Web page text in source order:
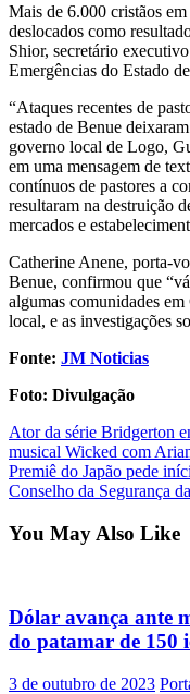
Mais de 6.000 cristãos
deslocados como
Shior, secretário
Emergências do Estado
“Ataques recentes de
estado de Benue
governo local de Logo,
em uma mensagem de
contínuos de pastores a
resultaram na destruição
mercados e
Catherine Anene, porta-
Benue, confirmou que
algumas comunidades
local, e as investigações
Fonte: JM Noticias
Foto: Divulgação
Post
navigation
Ator da série Bridgerton
musical Wicked com
Premiê do Japão pede
Conselho da Segurança
You May Also Like
Dólar avança ante
do patamar de 150
3 de outubro de 2023